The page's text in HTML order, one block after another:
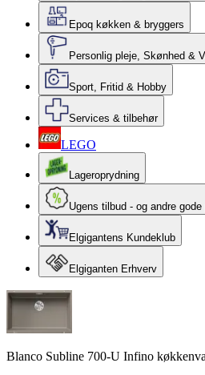
Epoq køkken & bryggers
Personlig pleje, Skønhed &
Sport, Fritid & Hobby
Services & tilbehør
LEGO
Lageroprydning
Ugens tilbud - og andre gode
Elgigantens Kundeklub
Elgiganten Erhverv
Blanco Subline 700-U Infino